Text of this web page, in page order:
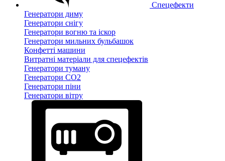
Спецефекти
Генератори диму
Генератори снігу
Генератори вогню та іскор
Генератори мильних бульбашок
Конфетті машини
Витратні матеріали для спецефектів
Генератори туману
Генератори CO2
Генератори піни
Генератори вітру